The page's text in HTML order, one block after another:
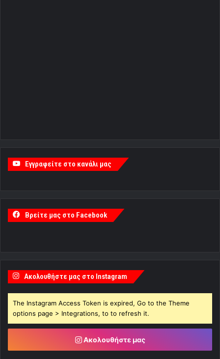
Εγγραφείτε στο κανάλι μας
Βρείτε μας στο Facebook
Ακολουθήστε μας στο Instagram
The Instagram Access Token is expired, Go to the Theme
options page > Integrations, to to refresh it.
Ακολουθήστε μας